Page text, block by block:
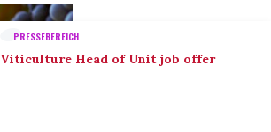
PRESSEBEREICH
Viticulture Head of Unit job offer